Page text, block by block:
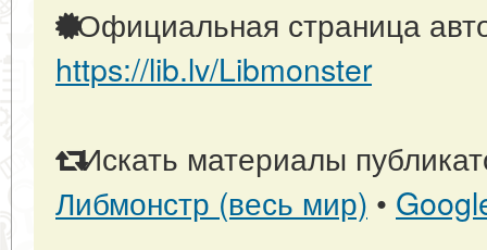
Официальная страница
https://lib.lv/Libmonster
Искать материалы
Либмонстр (весь мир) •